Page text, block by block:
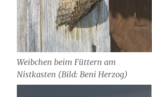
Weibchen beim Füttern am
Nistkasten (Bild: Beni Herzog)